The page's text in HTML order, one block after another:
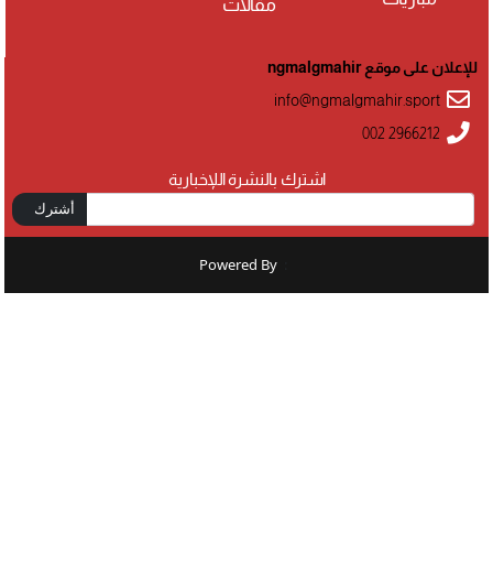
مقالات
اشترك بالنشرة اللإخبارية
أشترك
للإعلان على موقع ngmalgmahir
info@ngmalgmahir.sport
002 2966212
Powered By